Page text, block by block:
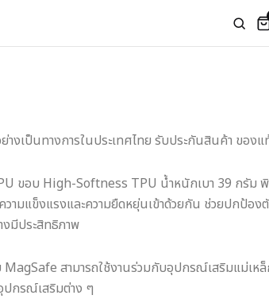
างเป็นทางการในประเทศไทย รับประกันสินค้า ของ
ขอบ High-Softness TPU น้ำหนักเบา 39 กรัม
วามแข็งแรงและความยืดหยุ่นเข้าด้วยกัน ช่วยปกป้อง
งมีประสิทธิภาพ
สามารถใช้งานร่วมกับอุปกรณ์เสริมแม่เหล็
ปกรณ์เสริมต่าง ๆ